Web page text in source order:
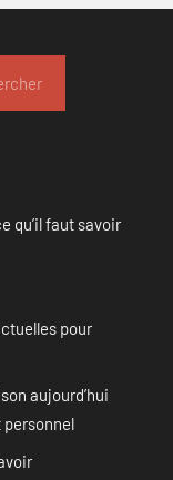
qu’il faut savoir
pour
aujourd’hui